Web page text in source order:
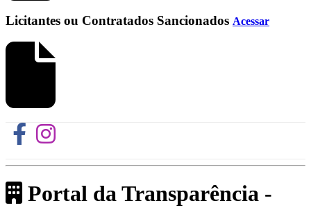
Licitantes ou Contratados Sancionados Acessar
Portal da Transparência -